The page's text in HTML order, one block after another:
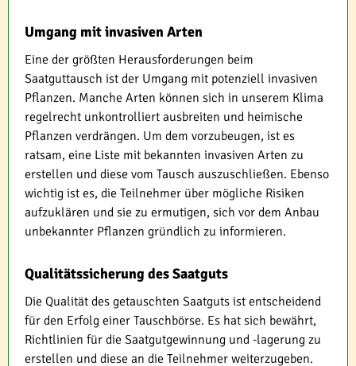
Umgang mit invasiven Arten
Eine der größten Herausforderungen beim
Saatguttausch ist der Umgang mit potenziell invasiven
Pflanzen. Manche Arten können sich in unserem Klima
regelrecht unkontrolliert ausbreiten und heimische
Pflanzen verdrängen. Um dem vorzubeugen, ist es
ratsam, eine Liste mit bekannten invasiven Arten zu
erstellen und diese vom Tausch auszuschließen. Ebenso
wichtig ist es, die Teilnehmer über mögliche Risiken
aufzuklären und sie zu ermutigen, sich vor dem Anbau
unbekannter Pflanzen gründlich zu informieren.
Qualitätssicherung des Saatguts
Die Qualität des getauschten Saatguts ist entscheidend
für den Erfolg einer Tauschbörse. Es hat sich bewährt,
Richtlinien für die Saatgutgewinnung und -lagerung zu
erstellen und diese an die Teilnehmer weiterzugeben.